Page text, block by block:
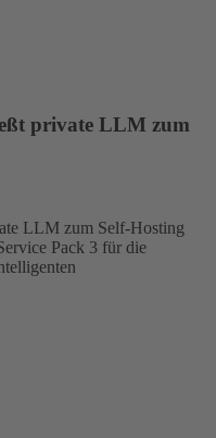
private LLM zum
LLM zum Self-Hosting
Pack 3 für die